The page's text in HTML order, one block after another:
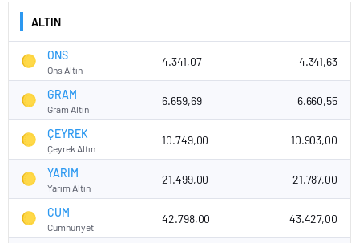
ALTIN
ONS
Ons Altın
4.341,07 4.341,63
GRAM
Gram Altın
6.659,69 6.660,55
ÇEYREK
Çeyrek Altın
10.749,00 10.903,00
YARIM
Yarım Altın
21.499,00 21.787,00
CUM
Cumhuriyet
42.798,00 43.427,00